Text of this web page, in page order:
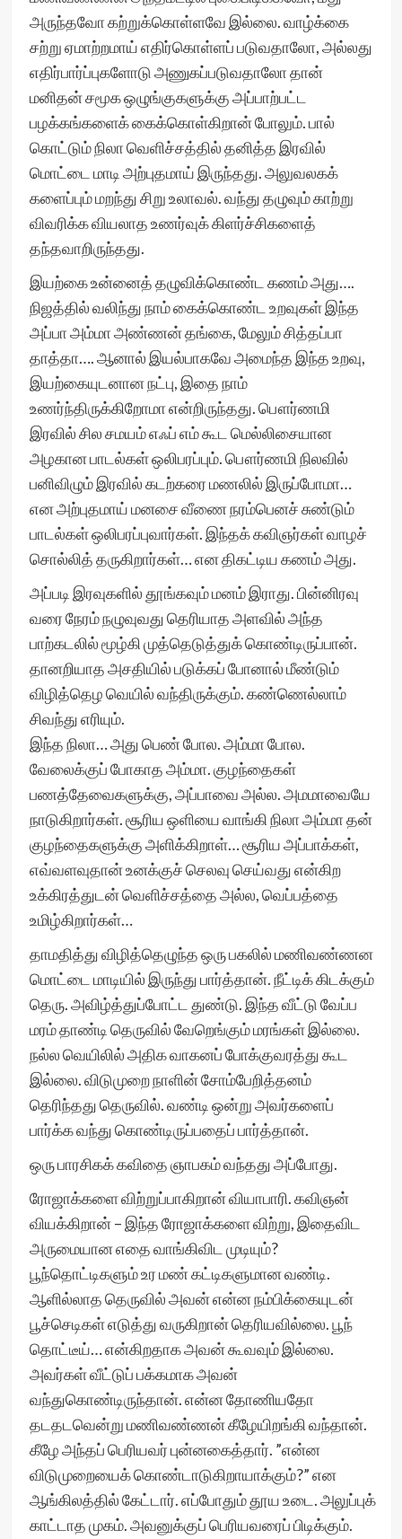
அருந்தவோ கற்றுக்கொள்ளவே இல்லை. வாழ்க்கை
சற்று ஏமாற்றமாய் எதிர்கொள்ளப் படுவதாலோ, அல்லது
எதிர்பார்ப்புகளோடு அணுகப்படுவதாலோ தான்
மனிதன் சமூக ஒழுங்குகளுக்கு அப்பாற்பட்ட
பழக்கங்களைக் கைக்கொள்கிறான் போலும். பால்
கொட்டும் நிலா வெளிச்சத்தில் தனித்த இரவில்
மொட்டை மாடி அற்புதமாய் இருந்தது. அலுவலகக்
களைப்பும் மறந்து சிறு உலாவல். வந்து தழுவும் காற்று
விவரிக்க வியலாத உணர்வுக் கிளர்ச்சிகளைத்
தந்தவாறிருந்தது.
இயற்கை உன்னைத் தழுவிக்கொண்ட கணம் அது….
நிஜத்தில் வலிந்து நாம் கைக்கொண்ட உறவுகள் இந்த
அப்பா அம்மா அண்ணன் தங்கை, மேலும் சித்தப்பா
தாத்தா…. ஆனால் இயல்பாகவே அமைந்த இந்த உறவு,
இயற்கையுடனான நட்பு, இதை நாம்
உணர்ந்திருக்கிறோமா என்றிருந்தது. பௌர்ணமி
இரவில் சில சமயம் எஃப் எம் கூட மெல்லிசையான
அழகான பாடல்கள் ஒலிபரப்பும். பௌர்ணமி நிலவில்
பனிவிழும் இரவில் கடற்கரை மணலில் இருப்போமா…
என அற்புதமாய் மனசை வீணை நரம்பெனச் சுண்டும்
பாடல்கள் ஒலிபரப்புவார்கள். இந்தக் கவிஞர்கள் வாழச்
சொல்லித் தருகிறார்கள்… என திகட்டிய கணம் அது.
அப்படி இரவுகளில் தூங்கவும் மனம் இராது. பின்னிரவு
வரை நேரம் நழுவுவது தெரியாத அளவில் அந்த
பாற்கடலில் மூழ்கி முத்தெடுத்துக் கொண்டிருப்பான்.
தானறியாத அசதியில் படுக்கப் போனால் மீண்டும்
விழித்தெழ வெயில் வந்திருக்கும். கண்ணெல்லாம்
சிவந்து எரியும்.
இந்த நிலா… அது பெண் போல. அம்மா போல.
வேலைக்குப் போகாத அம்மா. குழந்தைகள்
பணத்தேவைகளுக்கு, அப்பாவை அல்ல. அமமாவையே
நாடுகிறார்கள். சூரிய ஒளியை வாங்கி நிலா அம்மா தன்
குழந்தைகளுக்கு அளிக்கிறாள்… சூரிய அப்பாக்கள்,
எவ்வளவுதான் உனக்குச் செலவு செய்வது என்கிற
உக்கிரத்துடன் வெளிச்சத்தை அல்ல, வெப்பத்தை
உமிழ்கிறார்கள்…
தாமதித்து விழித்தெழுந்த ஒரு பகலில் மணிவண்ணன
மொட்டை மாடியில் இருந்து பார்த்தான். நீட்டிக் கிடக்கும்
தெரு. அவிழ்த்துப்போட்ட துண்டு. இந்த வீட்டு வேப்ப
மரம் தாண்டி தெருவில் வேறெங்கும் மரங்கள் இல்லை.
நல்ல வெயிலில் அதிக வாகனப் போக்குவரத்து கூட
இல்லை. விடுமுறை நாளின் சோம்பேறித்தனம்
தெரிந்தது தெருவில். வண்டி ஒன்று அவர்களைப்
பார்க்க வந்து கொண்டிருப்பதைப் பார்த்தான்.
ஒரு பாரசிகக் கவிதை ஞாபகம் வந்தது அப்போது.
ரோஜாக்களை விற்றுப்பாகிறான் வியாபாரி. கவிஞன்
வியக்கிறான் – இந்த ரோஜாக்களை விற்று, இதைவிட
அருமையான எதை வாங்கிவிட முடியும்?
பூந்தொட்டிகளும் உர மண் கட்டிகளுமான வண்டி.
ஆளில்லாத தெருவில் அவன் என்ன நம்பிக்கையுடன்
பூச்செடிகள் எடுத்து வருகிறான் தெரியவில்லை. பூந்
தொட்டீய்… என்கிறதாக அவன் கூவவும் இல்லை.
அவர்கள் வீட்டுப் பக்கமாக அவன்
வந்துகொண்டிருந்தான். என்ன தோணியதோ
தடதடவென்று மணிவண்ணன் கீழேயிறங்கி வந்தான்.
கீழே அந்தப் பெரியவர் புன்னகைத்தார். ”என்ன
விடுமுறையைக் கொண்டாடுகிறாயாக்கும்?” என
ஆங்கிலத்தில் கேட்டார். எப்போதும் தூய உடை. அலுப்புக்
காட்டாத முகம். அவனுக்குப் பெரியவரைப் பிடிக்கும்.